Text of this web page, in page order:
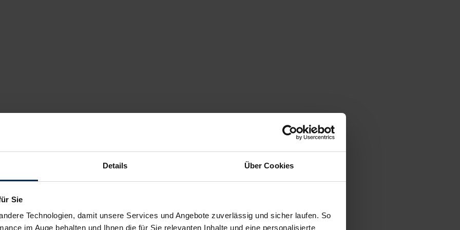
Details Über Cookies
Sie
Technologien, damit unsere Services und Angebote zuverlässig und sicher laufen. So
im Auge behalten und Ihnen die für Sie relevanten Inhalte und eine personalisierte